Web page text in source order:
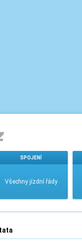
SPOJENÍ
Všechny jízdní řády